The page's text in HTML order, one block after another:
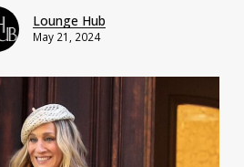
Lounge Hub
May 21, 2024